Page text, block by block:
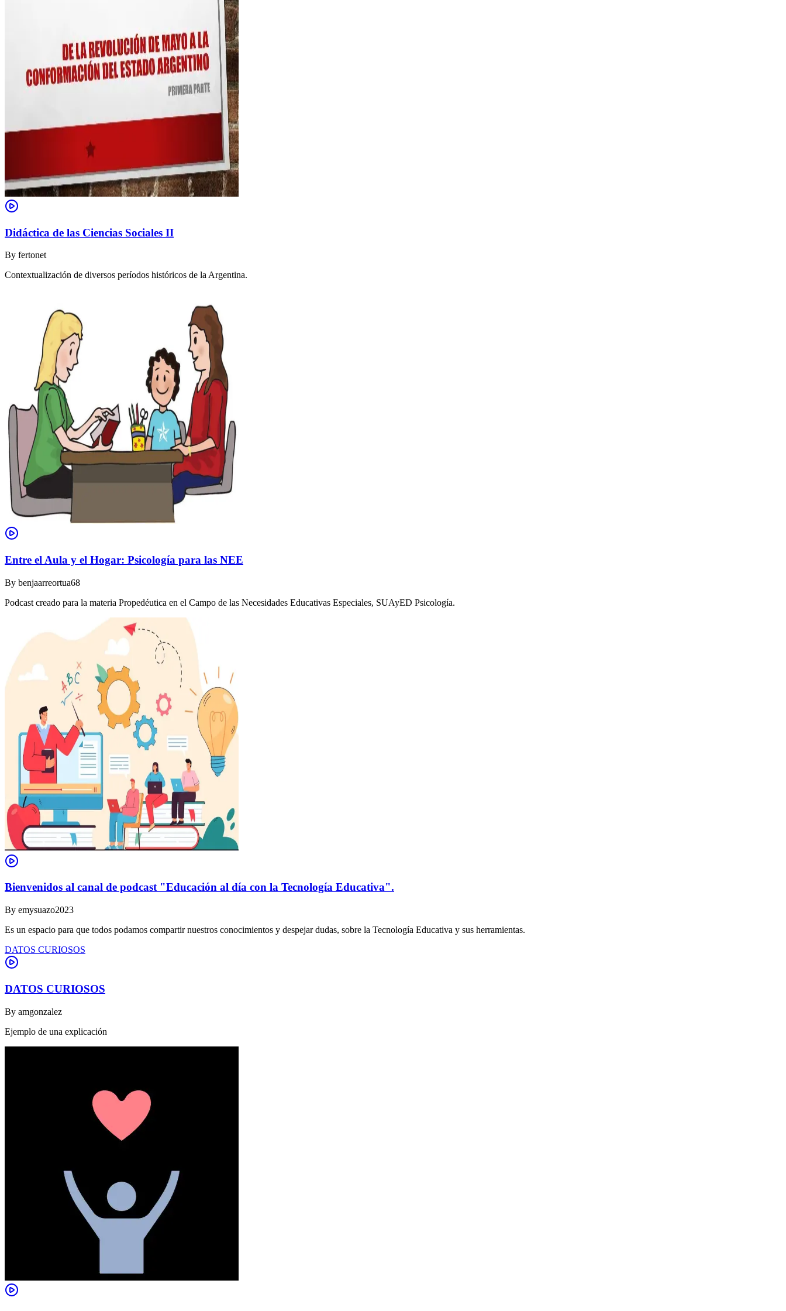
Didáctica de las Ciencias Sociales II
By fertonet
Contextualización de diversos períodos históricos de la Argentina.
Entre el Aula y el Hogar: Psicología para las NEE
By benjaarreortua68
Podcast creado para la materia Propedéutica en el Campo de las Necesidades Educativas Especiales, SUAyED Psicología.
Bienvenidos al canal de podcast "Educación al día con la Tecnología Educativa".
By emysuazo2023
Es un espacio para que todos podamos compartir nuestros conocimientos y despejar dudas, sobre la Tecnología Educativa y sus herramientas.
DATOS CURIOSOS
DATOS CURIOSOS
By amgonzalez
Ejemplo de una explicación